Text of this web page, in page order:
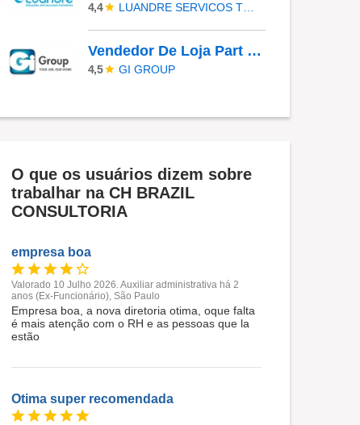
4,4
Vendedor De Loja Part Time Shopping Morumbi
4,5 GI GROUP
O que os usuários dizem sobre
trabalhar na CH BRAZIL
CONSULTORIA
empresa boa
Valorado 10 Julho 2026. Auxiliar administrativa há 2
anos (Ex-Funcionário), São Paulo
Empresa boa, a nova diretoria otima, oque falta
é mais atenção com o RH e as pessoas que la
estão
Otima super recomendada